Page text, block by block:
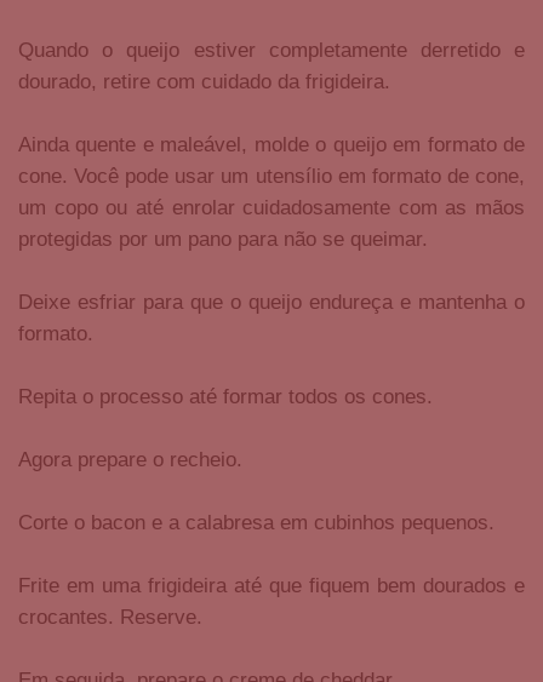
Quando o queijo estiver completamente derretido e
dourado, retire com cuidado da frigideira.
Ainda quente e maleável, molde o queijo em formato de
cone. Você pode usar um utensílio em formato de cone,
um copo ou até enrolar cuidadosamente com as mãos
protegidas por um pano para não se queimar.
Deixe esfriar para que o queijo endureça e mantenha o
formato.
Repita o processo até formar todos os cones.
Agora prepare o recheio.
Corte o bacon e a calabresa em cubinhos pequenos.
Frite em uma frigideira até que fiquem bem dourados e
crocantes. Reserve.